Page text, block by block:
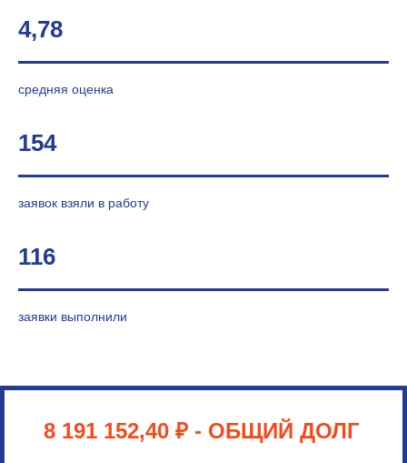
4,78
средняя оценка
154
заявок взяли в работу
116
заявки выполнили
8 191 152,40 ₽ - ОБЩИЙ ДОЛГ